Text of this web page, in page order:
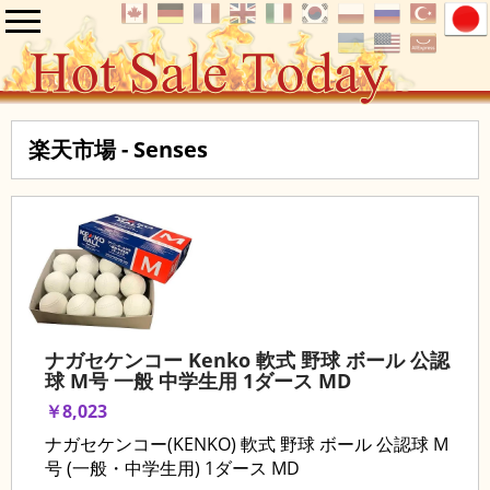
楽天市場 - Senses
ナガセケンコー Kenko 軟式 野球 ボール 公認
球 M号 一般 中学生用 1ダース MD
￥8,023
ナガセケンコー(KENKO) 軟式 野球 ボール 公認球 M
号 (一般・中学生用) 1ダース MD